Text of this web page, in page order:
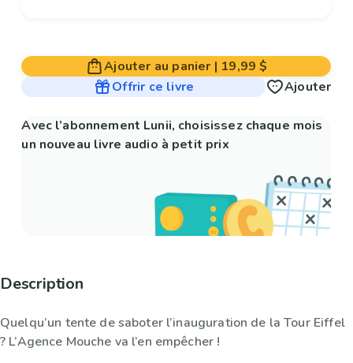
Ajouter au panier | 19,99 $
Offrir ce livre
Ajouter
Avec l’abonnement Lunii, choisissez chaque mois
un nouveau livre audio à petit prix
Description
Quelqu’un tente de saboter l’inauguration de la Tour Eiffel
? L’Agence Mouche va l’en empêcher !